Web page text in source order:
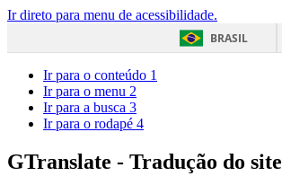
Ir direto para menu de acessibilidade.
BRASIL
Ir para o conteúdo 1
Ir para o menu 2
Ir para a busca 3
Ir para o rodapé 4
GTranslate - Tradução do site